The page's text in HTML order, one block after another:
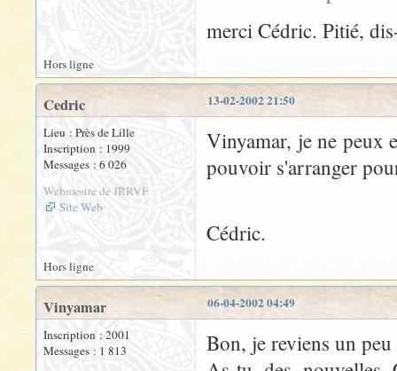
merci Cédric. Pitié,
Hors ligne
13-02-2002 21:50
Cedric
Lieu : Près de Lille
Inscription : 1999
Messages : 6 026
Webmestre de JRRVF
Site Web
Vinyamar, je ne peux
pouvoir s'arranger
Cédric.
Hors ligne
06-04-2002 04:49
Vinyamar
Inscription : 2001
Messages : 1 813
Bon, je reviens un